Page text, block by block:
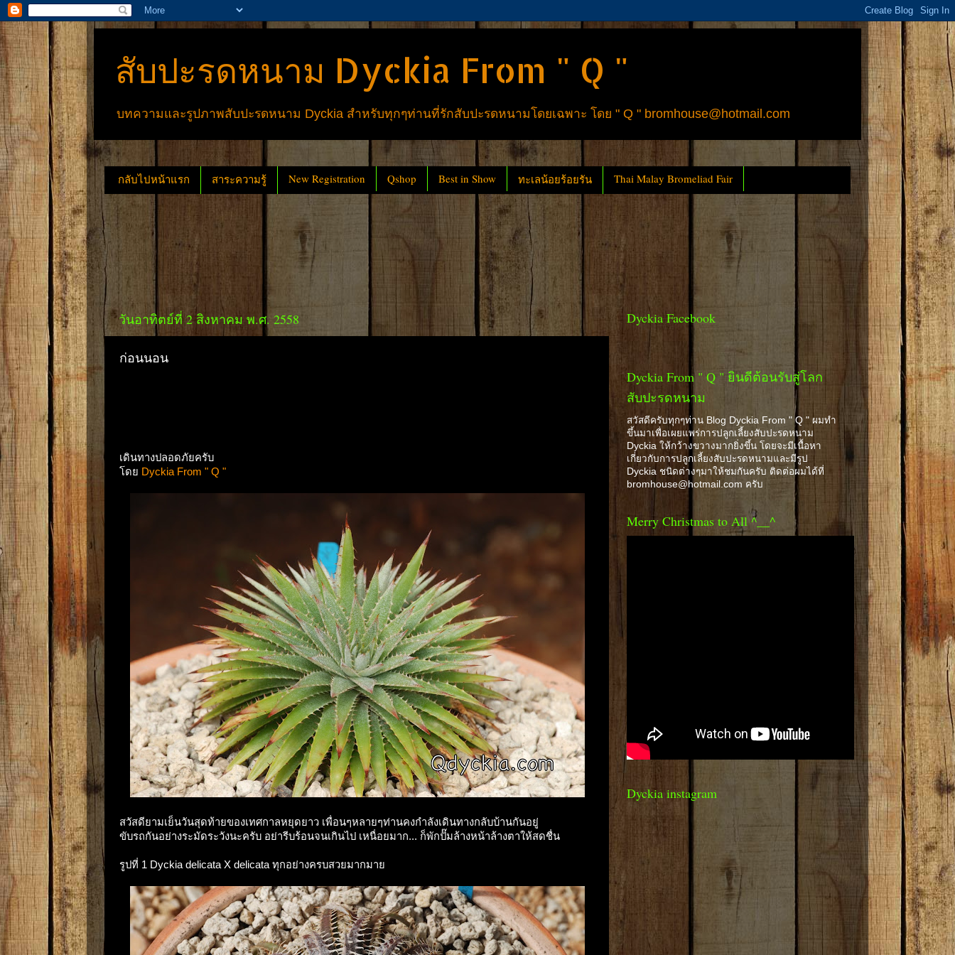
สับปะรดหนาม Dyckia From " Q "
บทความและรูปภาพสับปะรดหนาม Dyckia สำหรับทุกๆท่านที่รักสับปะรดหนามโดยเฉพาะ โดย " Q " bromhouse@hotmail.com
กลับไปหน้าแรก สาระความรู้ New Registration Qshop Best in Show ทะเลน้อยร้อยรัน Thai Malay Bromeliad Fair
วันอาทิตย์ที่ 2 สิงหาคม พ.ศ. 2558
ก่อนนอน
เดินทางปลอดภัยครับ
โดย Dyckia From " Q "
สวัสดียามเย็นวันสุดท้ายของเทศกาลหยุดยาว เพื่อนๆหลายๆท่านคงกำลังเดินทางกลับบ้านกันอยู่
ขับรถกันอย่างระมัดระวังนะครับ อย่ารีบร้อนจนเกินไป เหนื่อยมาก... ก็พักปั๊มล้างหน้าล้างตาให้สดชื่น
รูปที่ 1 Dyckia delicata X delicata ทุกอย่างครบสวยมากมาย
Dyckia Facebook
Dyckia From " Q " ยินดีต้อนรับสู่โลก
สับปะรดหนาม
สวัสดีครับทุกๆท่าน Blog Dyckia From " Q " ผมทำ
ขึ้นมาเพื่อเผยแพร่การปลูกเลี้ยงสับปะรดหนาม
Dyckia ให้กว้างขวางมากยิ่งขึ้น โดยจะมีเนื้อหา
เกี่ยวกับการปลูกเลี้ยงสับปะรดหนามและมีรูป
Dyckia ชนิดต่างๆมาให้ชมกันครับ ติดต่อผมได้ที่
bromhouse@hotmail.com ครับ
Merry Christmas to All ^__^
Dyckia instagram